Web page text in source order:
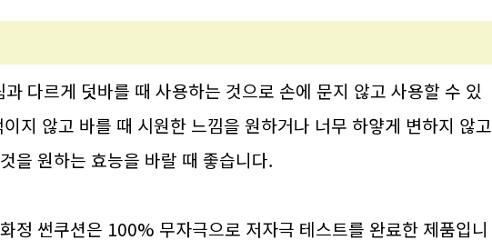
다르게 덧바를 때 사용하는 것으로 손에 문지 않고 사용할 수 있
지 않고 바를 때 시원한 느낌을 원하거나 너무 하얗게 변하지 않고
을 원하는 효능을 바랄 때 좋습니다.
정 썬쿠션은 100% 무자극으로 저자극 테스트를 완료한 제품입니